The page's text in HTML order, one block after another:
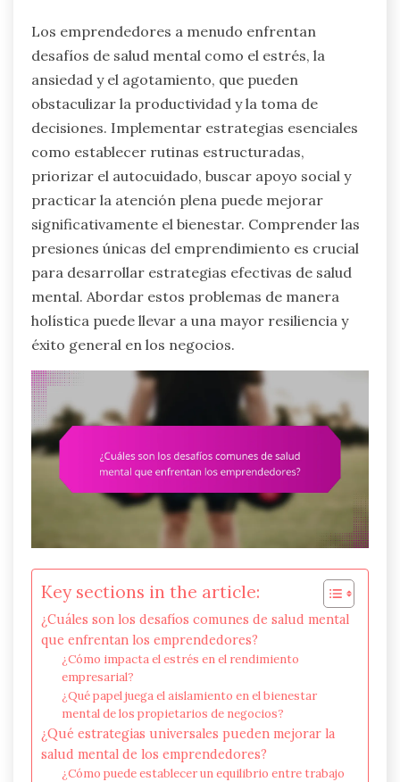
Los emprendedores a menudo enfrentan
desafíos de salud mental como el estrés, la
ansiedad y el agotamiento, que pueden
obstaculizar la productividad y la toma de
decisiones. Implementar estrategias esenciales
como establecer rutinas estructuradas,
priorizar el autocuidado, buscar apoyo social y
practicar la atención plena puede mejorar
significativamente el bienestar. Comprender las
presiones únicas del emprendimiento es crucial
para desarrollar estrategias efectivas de salud
mental. Abordar estos problemas de manera
holística puede llevar a una mayor resiliencia y
éxito general en los negocios.
Key sections in the article:
¿Cuáles son los desafíos comunes de salud mental
que enfrentan los emprendedores?
¿Cómo impacta el estrés en el rendimiento
empresarial?
¿Qué papel juega el aislamiento en el bienestar
mental de los propietarios de negocios?
¿Qué estrategias universales pueden mejorar la
salud mental de los emprendedores?
¿Cómo puede establecer un equilibrio entre trabajo